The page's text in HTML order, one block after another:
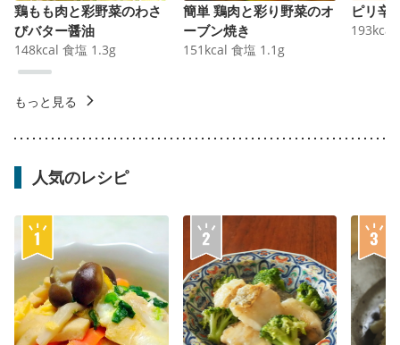
鶏もも肉と彩野菜のわさ
びバター醤油
148kcal 食塩 1.3g
簡単 鶏肉と彩り野菜のオ
ーブン焼き
151 kcal 食塩 1.1 g
ピリ辛
193kcal
もっと見る
人気のレシピ